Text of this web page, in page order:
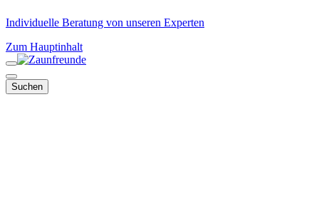
Individuelle Beratung von unseren Experten
Zum Hauptinhalt
Suchen